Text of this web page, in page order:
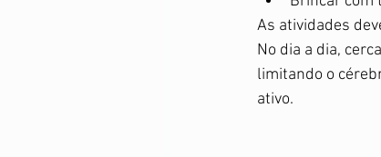
As atividades
No dia a dia,
limitando o
ativo.